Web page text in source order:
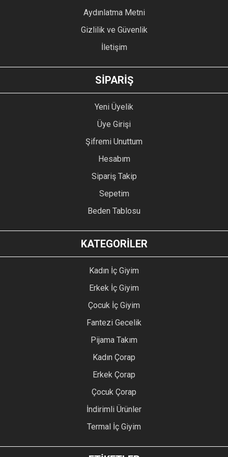
GÖNDER
Aydınlatma Metni
Gizlilik ve Güvenlik
İletişim
SİPARİŞ
Yeni Üyelik
Üye Girişi
Şifremi Unuttum
Hesabım
Sipariş Takip
Sepetim
Beden Tablosu
KATEGORİLER
Kadın İç Giyim
Erkek İç Giyim
Çocuk İç Giyim
Fantezi Gecelik
Pijama Takım
Kadın Çorap
Erkek Çorap
Çocuk Çorap
İndirimli Ürünler
Termal İç Giyim